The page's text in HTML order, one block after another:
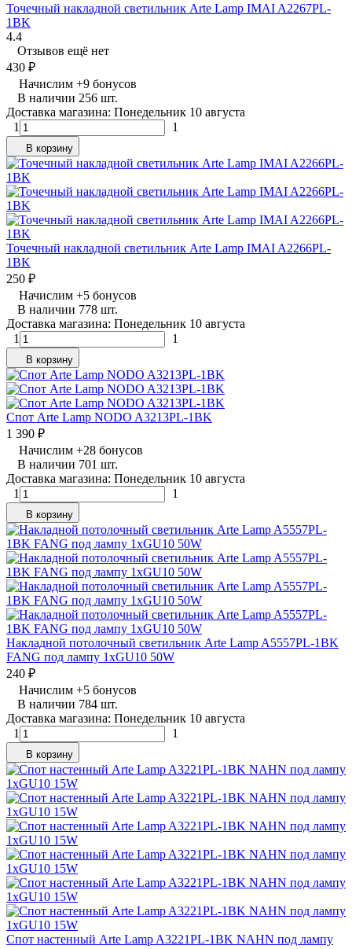
Точечный накладной светильник Arte Lamp IMAI A2267PL-
1BK
4.4
Отзывов ещё нет
430 ₽
Начислим +9 бонусов
В наличии 256 шт.
Доставка магазина: Понедельник 10 августа
1
1
В корзину
Точечный накладной светильник Arte Lamp IMAI A2266PL-
1BK
250 ₽
Начислим +5 бонусов
В наличии 778 шт.
Доставка магазина: Понедельник 10 августа
1
1
В корзину
Спот Arte Lamp NODO A3213PL-1BK
1 390 ₽
Начислим +28 бонусов
В наличии 701 шт.
Доставка магазина: Понедельник 10 августа
1
1
В корзину
Накладной потолочный светильник Arte Lamp A5557PL-1BK
FANG под лампу 1xGU10 50W
240 ₽
Начислим +5 бонусов
В наличии 784 шт.
Доставка магазина: Понедельник 10 августа
1
1
В корзину
Спот настенный Arte Lamp A3221PL-1BK NAHN под лампу